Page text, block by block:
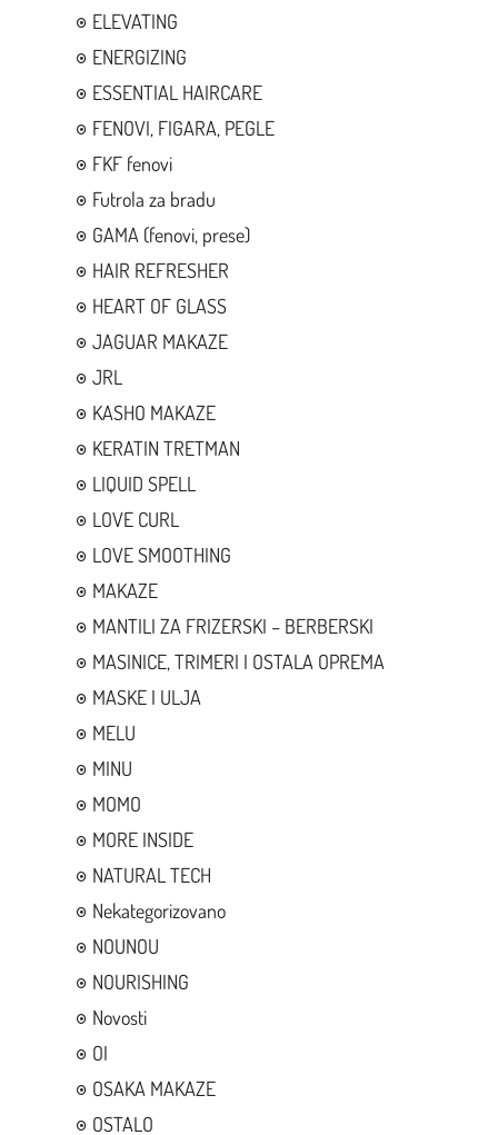
ELEVATING
ENERGIZING
ESSENTIAL HAIRCARE
FENOVI, FIGARA, PEGLE
FKF fenovi
Futrola za bradu
GAMA (fenovi, prese)
HAIR REFRESHER
HEART OF GLASS
JAGUAR MAKAZE
JRL
KASHO MAKAZE
KERATIN TRETMAN
LIQUID SPELL
LOVE CURL
LOVE SMOOTHING
MAKAZE
MANTILI ZA FRIZERSKI – BERBERSKI
MASINICE, TRIMERI I OSTALA OPREMA
MASKE I ULJA
MELU
MINU
MOMO
MORE INSIDE
NATURAL TECH
Nekategorizovano
NOUNOU
NOURISHING
Novosti
OI
OSAKA MAKAZE
OSTALO